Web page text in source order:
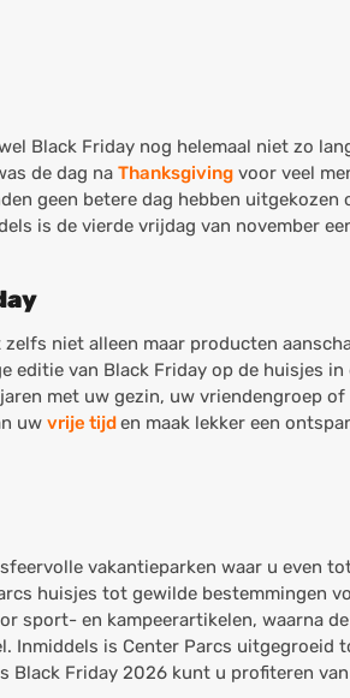
Black Friday nog helemaal niet zo
de dag na Thanksgiving voor veel
geen betere dag hebben
is de vierde vrijdag van november
niet alleen maar producten
editie van Black Friday op de huisjes
met uw gezin, uw vriendengroep
uw vrije tijden maak lekker een
vakantieparken waar u even
huisjes tot gewilde bestemmingen
sport- en kampeerartikelen, waarna
is Center Parcs uitgegroeid
Black Friday 2026 kunt u profiteren